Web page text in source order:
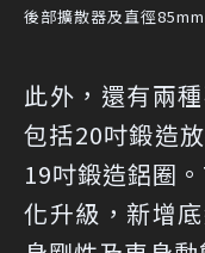
後部擴散器及直徑
此外，還有兩
包括20吋鍛造
19吋鍛造鋁圈
化升級，新增